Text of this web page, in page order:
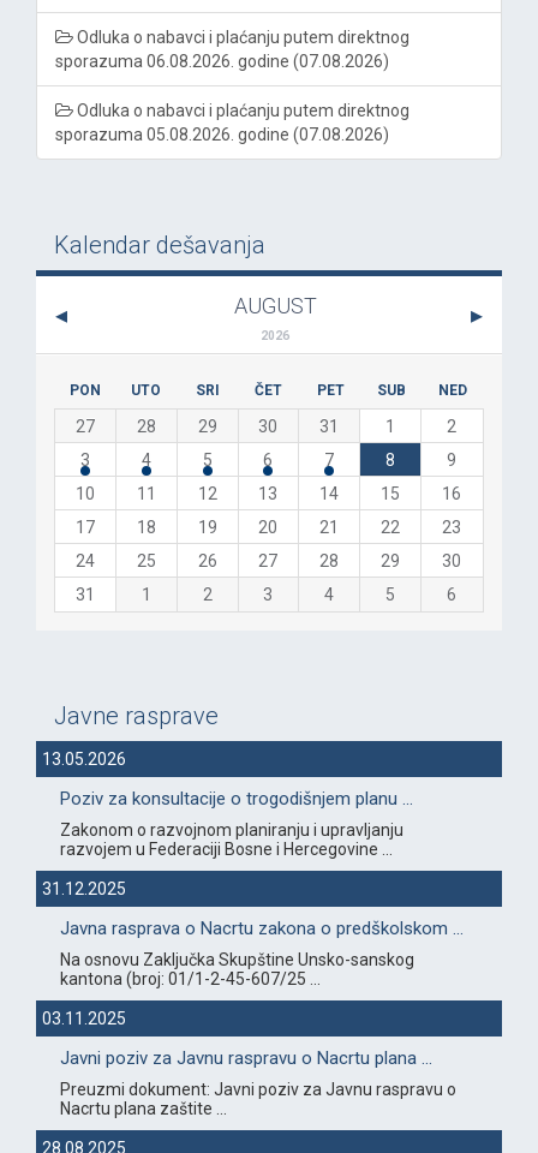
Odluka o nabavci i plaćanju putem direktnog
sporazuma 06.08.2026. godine (07.08.2026)
Odluka o nabavci i plaćanju putem direktnog
sporazuma 05.08.2026. godine (07.08.2026)
Kalendar dešavanja
AUGUST
2026
PON UTO SRI ČET PET SUB NED
27 28 29 30 31 1
2
3
4 5 6 7 8
9
10
11 12 13 14 15
16
17
18 19 20 21 22
23
24
25 26 27 28 29
30
31
1 2 3 4 5 6
Javne rasprave
13.05.2026
Poziv za konsultacije o trogodišnjem planu ...
Zakonom o razvojnom planiranju i upravljanju
razvojem u Federaciji Bosne i Hercegovine ...
31.12.2025
Javna rasprava o Nacrtu zakona o predškolskom ...
Na osnovu Zaključka Skupštine Unsko-sanskog
kantona (broj: 01/1-2-45-607/25 ...
03.11.2025
Javni poziv za Javnu raspravu o Nacrtu plana ...
Preuzmi dokument: Javni poziv za Javnu raspravu o
Nacrtu plana zaštite ...
28.08.2025